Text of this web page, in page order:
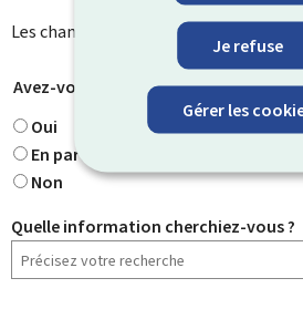
Je refuse
Gérer les
Les champs marqués d’une étoile (
Avez-vous trouvé ce que vous
Oui
En partie
Non
Quelle information cherchiez-vous ?